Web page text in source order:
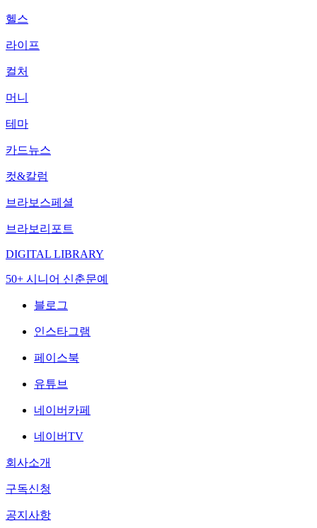
헬스
라이프
컬처
머니
테마
카드뉴스
컷&칼럼
브라보스페셜
브라보리포트
DIGITAL LIBRARY
50+ 시니어 신춘문예
블로그
인스타그램
페이스북
유튜브
네이버카페
네이버TV
회사소개
구독신청
공지사항